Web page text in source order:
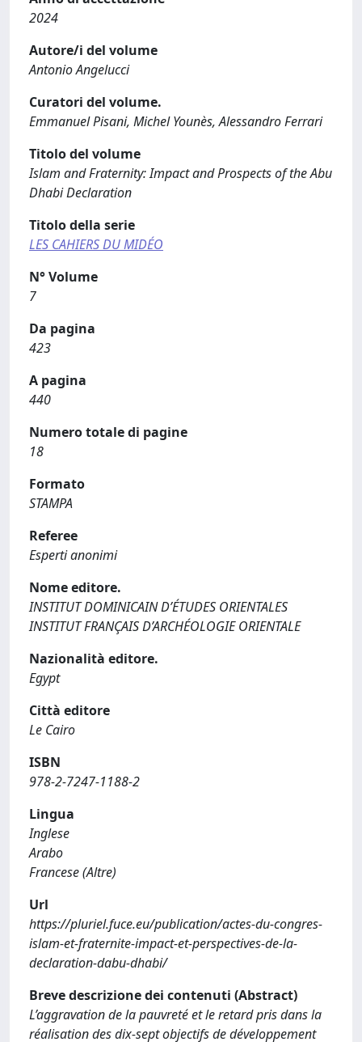
2024
Autore/i del volume
Antonio Angelucci
Curatori del volume.
Emmanuel Pisani, Michel Younès, Alessandro Ferrari
Titolo del volume
Islam and Fraternity: Impact and Prospects of the Abu
Dhabi Declaration
Titolo della serie
LES CAHIERS DU MIDÉO
N° Volume
7
Da pagina
423
A pagina
440
Numero totale di pagine
18
Formato
STAMPA
Referee
Esperti anonimi
Nome editore.
INSTITUT DOMINICAIN D’ÉTUDES ORIENTALES
INSTITUT FRANÇAIS D’ARCHÉOLOGIE ORIENTALE
Nazionalità editore.
Egypt
Città editore
Le Cairo
ISBN
978-2-7247-1188-2
Lingua
Inglese
Arabo
Francese (Altre)
Url
https://pluriel.fuce.eu/publication/actes-du-congres-
islam-et-fraternite-impact-et-perspectives-de-la-
declaration-dabu-dhabi/
Breve descrizione dei contenuti (Abstract)
L’aggravation de la pauvreté et le retard pris dans la
réalisation des dix-sept objectifs de développement